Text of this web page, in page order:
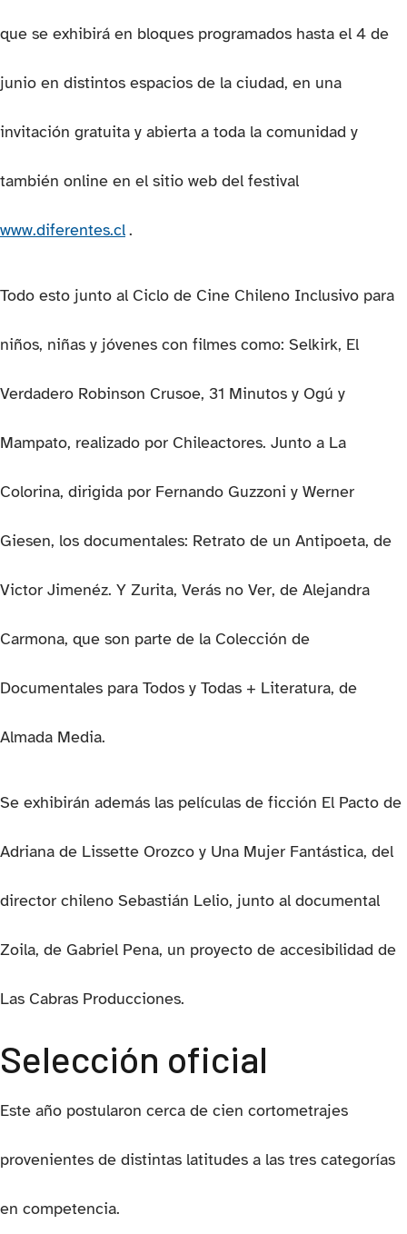
que se exhibirá en bloques programados hasta el 4 de
junio en distintos espacios de la ciudad, en una
invitación gratuita y abierta a toda la comunidad y
también online en el sitio web del festival
www.diferentes.cl(se abre en una nueva pestaña)
.
Todo esto junto al Ciclo de Cine Chileno Inclusivo para
niños, niñas y jóvenes con filmes como: Selkirk, El
Verdadero Robinson Crusoe, 31 Minutos y Ogú y
Mampato, realizado por Chileactores. Junto a La
Colorina, dirigida por Fernando Guzzoni y Werner
Giesen, los documentales: Retrato de un Antipoeta, de
Victor Jimenéz. Y Zurita, Verás no Ver, de Alejandra
Carmona, que son parte de la Colección de
Documentales para Todos y Todas + Literatura, de
Almada Media.
Se exhibirán además las películas de ficción El Pacto de
Adriana de Lissette Orozco y Una Mujer Fantástica, del
director chileno Sebastián Lelio, junto al documental
Zoila, de Gabriel Pena, un proyecto de accesibilidad de
Las Cabras Producciones.
Selección oficial
Este año postularon cerca de cien cortometrajes
provenientes de distintas latitudes a las tres categorías
en competencia.